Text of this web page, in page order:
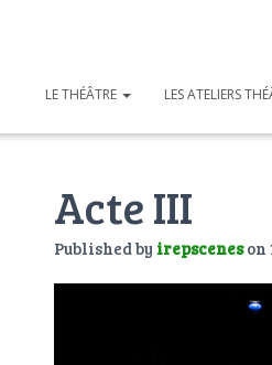
LE THÉÂTRE LES ATELIERS
Acte III
Published by irepsceneson